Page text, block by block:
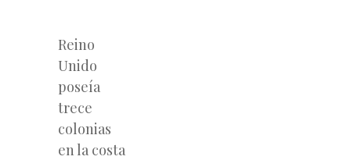
Reino
Unido
poseía
trece
colonias
en la costa